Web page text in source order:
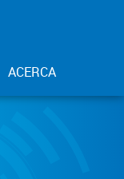
ACERCA